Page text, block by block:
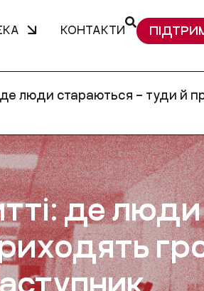
КОНТАКТИ
люди стараються – туди й
де люди